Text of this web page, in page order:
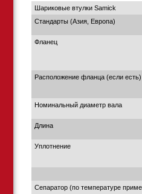
Шариковые втулки Samick
Стандарты (Азия, Европа)
Фланец
Расположение фланца (если есть)
Номинальный диаметр вала
Длина
Уплотнение
Сепаратор (по температуре